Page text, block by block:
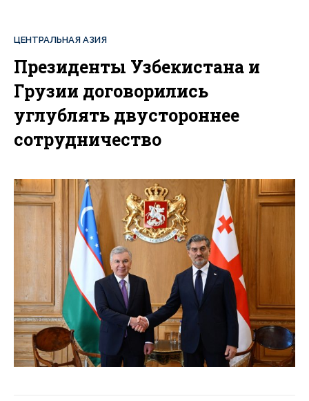
ЦЕНТРАЛЬНАЯ АЗИЯ
Президенты Узбекистана и
Грузии договорились
углублять двустороннее
сотрудничество